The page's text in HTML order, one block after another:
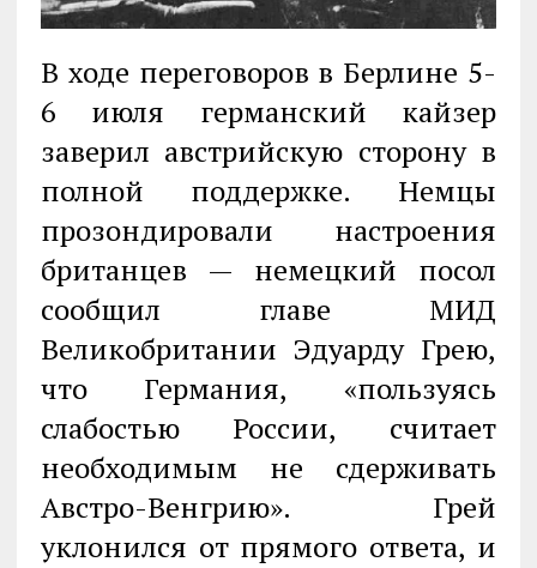
В ходе переговоров в Берлине 5-
6 июля германский кайзер
заверил австрийскую сторону в
полной поддержке. Немцы
прозондировали настроения
британцев — немецкий посол
сообщил главе МИД
Великобритании Эдуарду Грею,
что Германия, «пользуясь
слабостью России, считает
необходимым не сдерживать
Австро-Венгрию». Грей
уклонился от прямого ответа, и